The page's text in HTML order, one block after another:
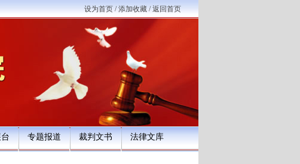
设为首页/添加收藏/返回首页
专题报道 裁判文书 法律文库